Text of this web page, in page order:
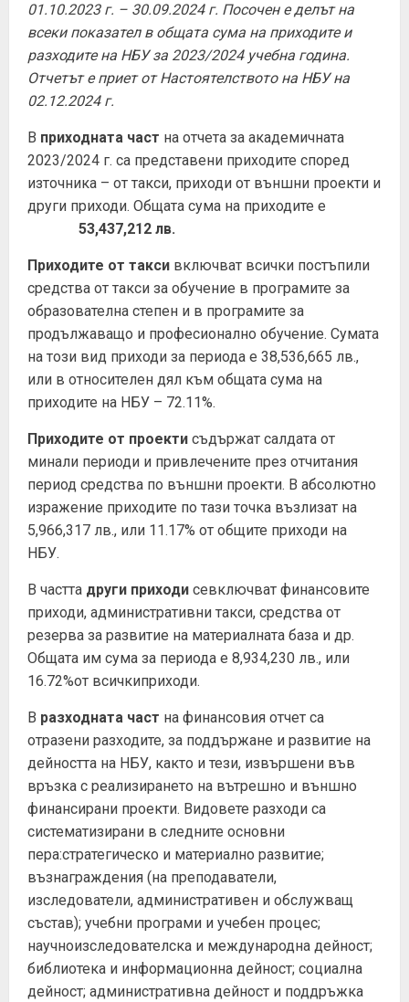
01.10.2023 г. – 30.09.2024 г. Посочен е делът на
всеки показател в общата сума на приходите и
разходите на НБУ за 2023/2024 учебна година.
Отчетът е приет от Настоятелството на НБУ на
02.12.2024 г.
В приходната част на отчета за академичната
2023/2024 г. са представени приходите според
източника – от такси, приходи от външни проекти и
други приходи. Общата сума на приходите е
53,437,212 лв.
Приходите от такси включват всички постъпили
средства от такси за обучение в програмите за
образователна степен и в програмите за
продължаващо и професионално обучение. Сумата
на този вид приходи за периода е 38,536,665 лв.,
или в относителен дял към общата сума на
приходите на НБУ – 72.11%.
Приходите от проекти съдържат салдата от
минали периоди и привлечените през отчитания
период средства по външни проекти. В абсолютно
изражение приходите по тази точка възлизат на
5,966,317 лв., или 11.17% от общите приходи на
НБУ.
В частта други приходи севключват финансовите
приходи, административни такси, средства от
резерва за развитие на материалната база и др.
Общата им сума за периода е 8,934,230 лв., или
16.72%от всичкиприходи.
В разходната част на финансовия отчет са
отразени разходите, за поддържане и развитие на
дейността на НБУ, както и тези, извършени във
връзка с реализирането на вътрешно и външно
финансирани проекти. Видовете разходи са
систематизирани в следните основни
пера:стратегическо и материално развитие;
възнаграждения (на преподаватели,
изследователи, административен и обслужващ
състав); учебни програми и учебен процес;
научноизследователска и международна дейност;
библиотека и информационна дейност; социална
дейност; административна дейност и поддръжка